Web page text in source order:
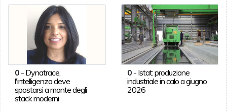
0- Dynatrace,
l'intelligenza deve
spostarsi a monte degli
stack moderni
0 - Istat: produzione
industriale in calo a giugno
2026